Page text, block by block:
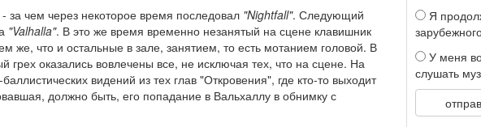
за чем через некоторое время последовал "Nightfall". Следующий
"Valhalla". В это же время временно незанятый на сцене клавишник
же, что и остальные в зале, занятием, то есть мотанием головой. В
оказались вовлечены все, не исключая тех, что на сцене. На
видений из тех глав "Откровения", где кто-то выходит
должно быть, его попадание в Вальхаллу в обнимку с
Я
У меня
слушать